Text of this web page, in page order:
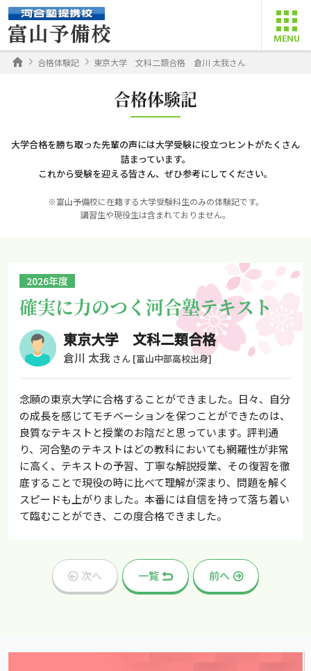
合格体験記 東京大学 文科二類合格 倉川 太我さん
合格体験記
大学合格を勝ち取った先輩の声には大学受験に役立つヒントがたくさん
詰まっています。
これから受験を迎える皆さん、ぜひ参考にしてください。
※富山予備校に在籍する大学受験科生のみの体験記です。
講習生や現役生は含まれておりません。
2026年度
確実に力のつく河合塾テキスト
東京大学 文科二類合格
倉川 太我 さん [富山中部高校出身]
念願の東京大学に合格することができました。日々、自分
の成長を感じてモチベーションを保つことができたのは、
良質なテキストと授業のお陰だと思っています。評判通
り、河合塾のテキストはどの教科においても網羅性が非常
に高く、テキストの予習、丁寧な解説授業、その復習を徹
底することで現役の時に比べて理解が深まり、問題を解く
スピードも上がりました。本番には自信を持って落ち着い
て臨むことができ、この度合格できました。
次へ 一覧 前へ